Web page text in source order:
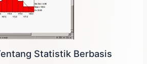
Statistik Berbasis